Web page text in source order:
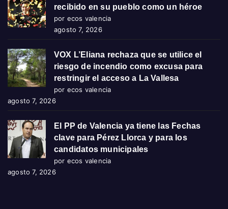
recibido en su pueblo como un héroe
por ecos valencia
agosto 7, 2026
VOX L’Eliana rechaza que se utilice el
riesgo de incendio como excusa para
restringir el acceso a La Vallesa
por ecos valencia
agosto 7, 2026
El PP de Valencia ya tiene las Fechas
clave para Pérez Llorca y para los
candidatos municipales
por ecos valencia
agosto 7, 2026